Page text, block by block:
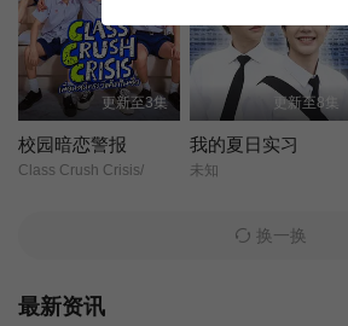
更新至3集
校园暗恋警报
Class Crush Crisis/
更新至8集
我的夏日实习
未知
换一换
最新资讯